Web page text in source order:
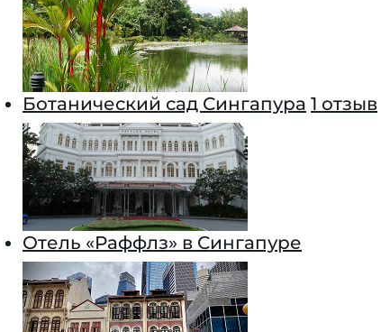
Ботанический сад Сингапура 1 отзыв
Отель «Раффлз» в Сингапуре